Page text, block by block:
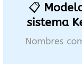
📋
sistema
Nombres